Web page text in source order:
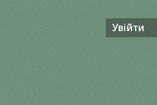
Увійти